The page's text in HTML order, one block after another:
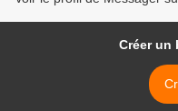
Créer un